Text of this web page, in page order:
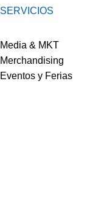
SERVICIOS
Media & MKT
Merchandising
Eventos y Ferias